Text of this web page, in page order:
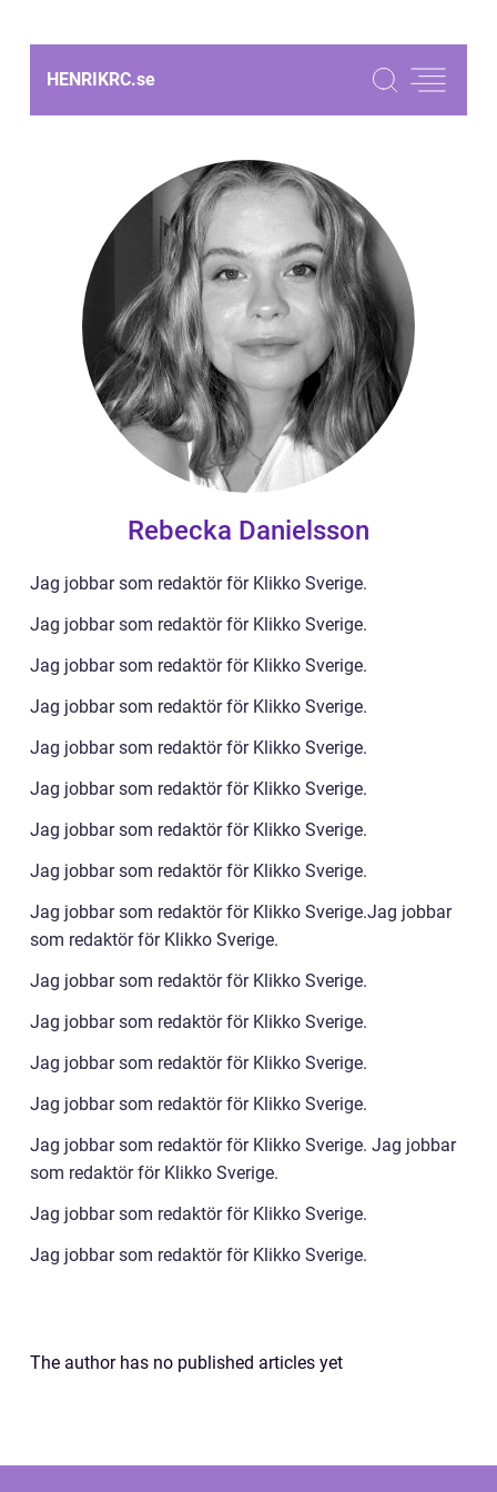
HENRIKRC.se
Rebecka Danielsson
Jag jobbar som redaktör för Klikko Sverige.
Jag jobbar som redaktör för Klikko Sverige.
Jag jobbar som redaktör för Klikko Sverige.
Jag jobbar som redaktör för Klikko Sverige.
Jag jobbar som redaktör för Klikko Sverige.
Jag jobbar som redaktör för Klikko Sverige.
Jag jobbar som redaktör för Klikko Sverige.
Jag jobbar som redaktör för Klikko Sverige.
Jag jobbar som redaktör för Klikko Sverige.Jag jobbar
som redaktör för Klikko Sverige.
Jag jobbar som redaktör för Klikko Sverige.
Jag jobbar som redaktör för Klikko Sverige.
Jag jobbar som redaktör för Klikko Sverige.
Jag jobbar som redaktör för Klikko Sverige.
Jag jobbar som redaktör för Klikko Sverige. Jag jobbar
som redaktör för Klikko Sverige.
Jag jobbar som redaktör för Klikko Sverige.
Jag jobbar som redaktör för Klikko Sverige.
The author has no published articles yet